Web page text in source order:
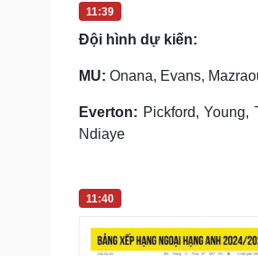
11:39
Đội hình dự kiến:
MU: Onana, Evans,
Everton: Pickford, Young,
Ndiaye
11:40